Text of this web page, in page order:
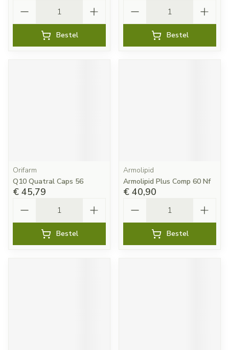
Bestel Bestel
Orifarm
Q10 Quatral Caps 56
€ 45,79
Bestel
Armolipid
Armolipid Plus Comp 60 Nf
€ 40,90
Bestel